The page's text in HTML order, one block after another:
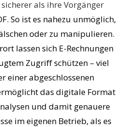
als ihre Vorgänger
So ist es nahezu unmöglich,
oder zu manipulieren.
lassen sich E-Rechnungen
Zugriff schützen – viel
einer abgeschlossenen
das digitale Format
und damit genauere
im eigenen Betrieb, als es